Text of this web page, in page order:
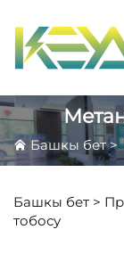
Башкы бет>
Башкы бет >
тобосу